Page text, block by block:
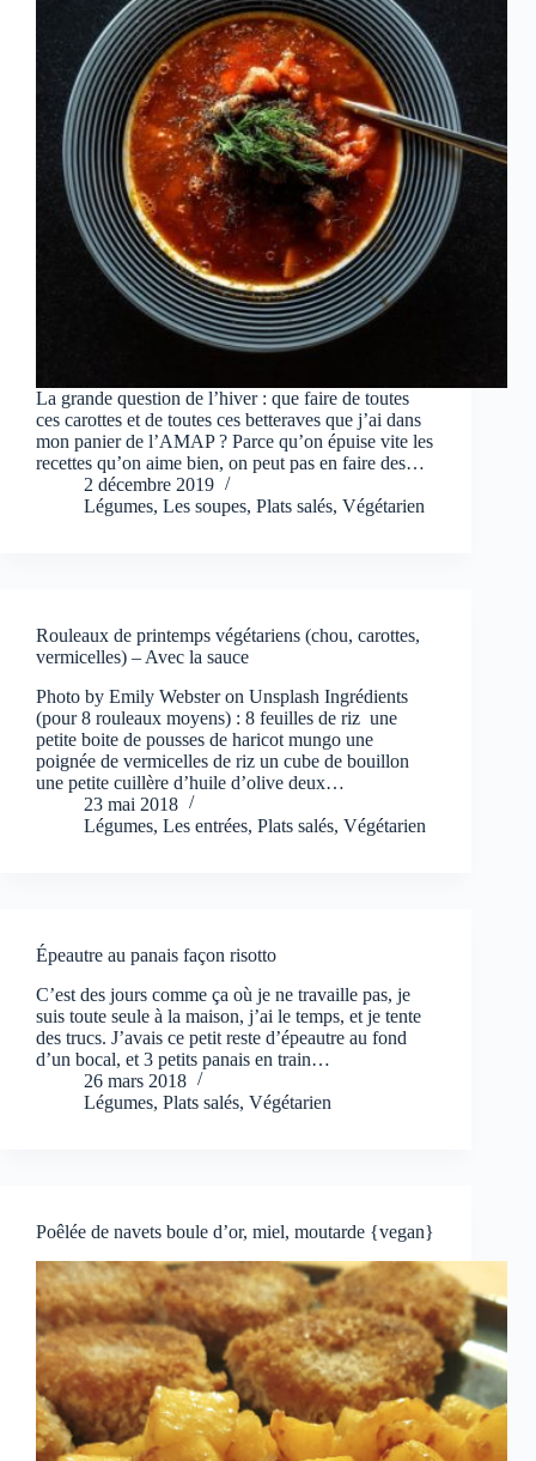
La grande question de l’hiver : que faire de toutes
ces carottes et de toutes ces betteraves que j’ai dans
mon panier de l’AMAP ? Parce qu’on épuise vite les
recettes qu’on aime bien, on peut pas en faire des…
2 décembre 2019
Légumes, Les soupes, Plats salés, Végétarien
Rouleaux de printemps végétariens (chou, carottes,
vermicelles) – Avec la sauce
Photo by Emily Webster on Unsplash Ingrédients
(pour 8 rouleaux moyens) : 8 feuilles de riz une
petite boite de pousses de haricot mungo une
poignée de vermicelles de riz un cube de bouillon
une petite cuillère d’huile d’olive deux…
23 mai 2018
Légumes, Les entrées, Plats salés, Végétarien
Épeautre au panais façon risotto
C’est des jours comme ça où je ne travaille pas, je
suis toute seule à la maison, j’ai le temps, et je tente
des trucs. J’avais ce petit reste d’épeautre au fond
d’un bocal, et 3 petits panais en train…
26 mars 2018
Légumes, Plats salés, Végétarien
Poêlée de navets boule d’or, miel, moutarde {vegan}